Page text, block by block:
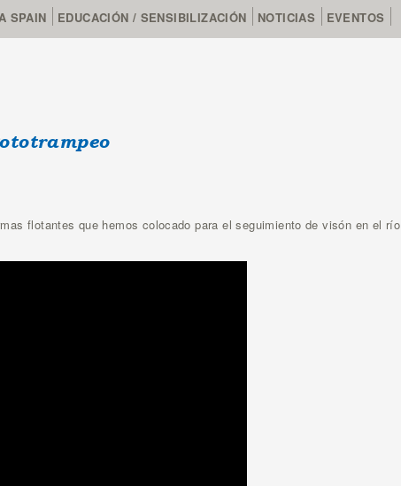
SPAIN EDUCACIÓN / SENSIBILIZACIÓN NOTICIAS
EVENTOS
flotantes que hemos colocado para el seguimiento de visón en el río